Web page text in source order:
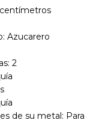
centímetros
Azucarero
2
de su metal: